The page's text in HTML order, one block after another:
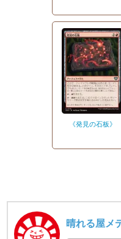
《発見の石板》
晴れる屋メ